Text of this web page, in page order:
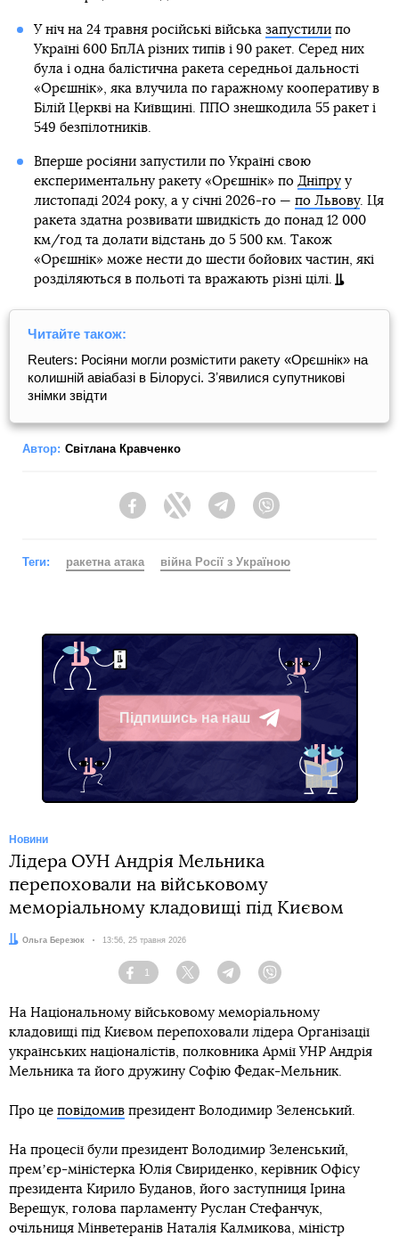
У ніч на 24 травня російські війська запустилипо
Україні 600 БпЛА різних типів і 90 ракет. Серед них
була і одна балістична ракета середньої дальності
«Орєшнік», яка влучила по гаражному кооперативу в
Білій Церкві на Київщині. ППО знешкодила 55 ракет і
549 безпілотників.
Вперше росіяни запустили по Україні свою
експериментальну ракету «Орєшнік» по Дніпруу
листопаді 2024 року, а у січні 2026-го — по Львову. Ця
ракета здатна розвивати швидкість до понад 12 000
км/год та долати відстань до 5 500 км. Також
«Орєшнік» може нести до шести бойових частин, які
розділяються в польоті та вражають різні цілі.
Читайте також:
Reuters: Росіяни могли розмістити ракету «Орєшнік» на
колишній авіабазі в Білорусі. Зʼявилися супутникові
знімки звідти
Автор: Світлана Кравченко
FacebookTwitter Telegram
Теги: ракетна атака війна Росії з Україною
Підпишись на наш
Telegram
Новини
Лідера ОУН Андрія Мельника
перепоховали на військовому
меморіальному кладовищі під Києвом
Автор:
Ольга Березюк Дата:
13:56, 25 травня 2026
Facebook
1
Twitter TelegramViber
На Національному військовому меморіальному
кладовищі під Києвом перепоховали лідера Організації
українських націоналістів, полковника Армії УНР Андрія
Мельника та його дружину Софію Федак-Мельник.
Про це повідомив президент Володимир Зеленський.
На процесії були президент Володимир Зеленський,
премʼєр-міністерка Юлія Свириденко, керівник Офісу
президента Кирило Буданов, його заступниця Ірина
Верещук, голова парламенту Руслан Стефанчук,
очільниця Мінветеранів Наталія Калмикова, міністр